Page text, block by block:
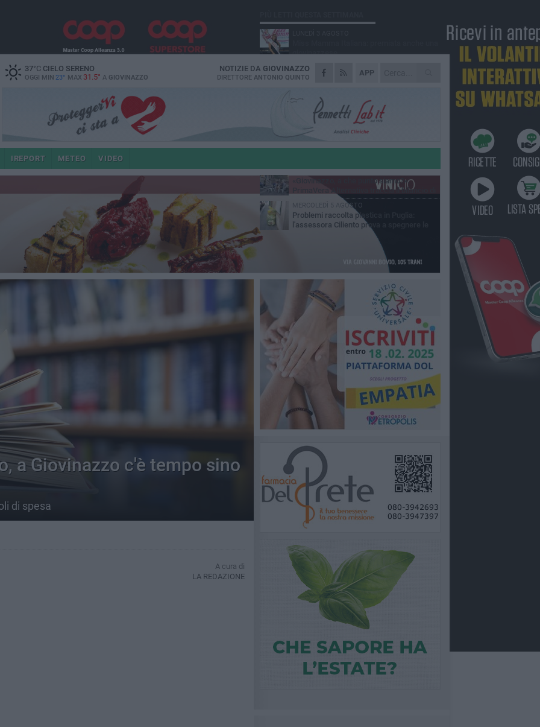
37°CCIELO SERENO
OGGI MIN 23° MAX 31.5° A GIOVINAZZO
APP
NOTIZIE DA GIOVINAZZO
DIRETTORE ANTONIO QUINTO
IREPORT METEO VIDEO
a Giovinazzo c'è tempo sino
di spesa
A cura di
LA REDAZIONE
giovinazzese
MARTEDÌ 4 AGOSTO
Liquidi oleosi sul litorale di Giovinazzo,
VENERDÌ 31 LUGLIO
Al via domani "Notti di Stelle 2026": tra il
mito di Mina, la comicità di Uccio De Santis
e il ritmo del Salento
VENERDÌ 31 LUGLIO
"Officina Handmade", a Giovinazzo apre la
LUNEDÌ 3 AGOSTO
«Giovinazzo, a che punto siamo?»:
PrimaVera Alternativa traccia il bilancio di
4 anni di Sollecito
MERCOLEDÌ 5 AGOSTO
Problemi raccolta plastica in Puglia:
l'assessora Ciliento prova a spegnere le
polemiche